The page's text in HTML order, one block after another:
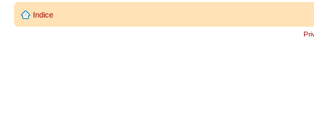
Indice